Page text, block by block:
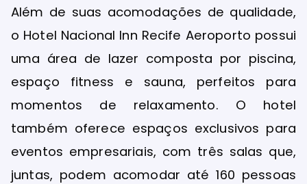
Além de suas acomodações de qualidade,
o Hotel Nacional Inn Recife Aeroporto possui
uma área de lazer composta por piscina,
espaço fitness e sauna, perfeitos para
momentos de relaxamento. O hotel
também oferece espaços exclusivos para
eventos empresariais, com três salas que,
juntas, podem acomodar até 160 pessoas